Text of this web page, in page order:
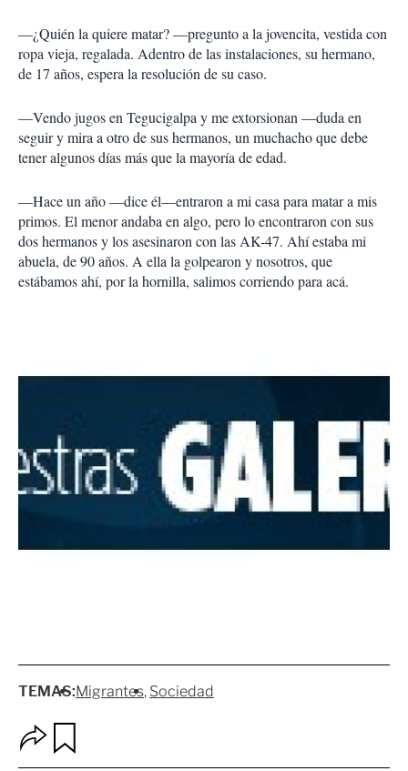
—¿Quién la quiere matar? —pregunto a la jovencita, vestida con
ropa vieja, regalada. Adentro de las instalaciones, su hermano,
de 17 años, espera la resolución de su caso.
—Vendo jugos en Tegucigalpa y me extorsionan —duda en
seguir y mira a otro de sus hermanos, un muchacho que debe
tener algunos días más que la mayoría de edad.
—Hace un año —dice él—entraron a mi casa para matar a mis
primos. El menor andaba en algo, pero lo encontraron con sus
dos hermanos y los asesinaron con las AK-47. Ahí estaba mi
abuela, de 90 años. A ella la golpearon y nosotros, que
estábamos ahí, por la hornilla, salimos corriendo para acá.
TEMAS:Migrantes Sociedad
p